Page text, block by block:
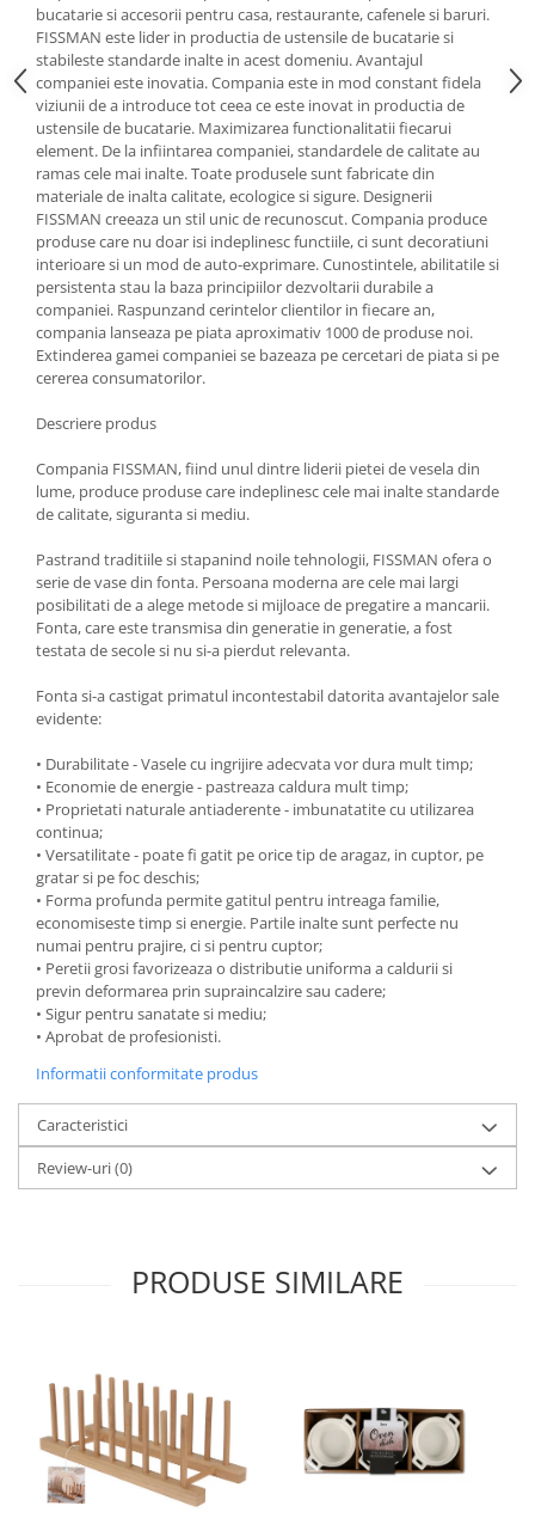
Oale si cratite
Tavi copt
Tigai
Vesela si tacamuri
Boluri
Farfurii
Scurgatoare vase
Seturi de tacamuri
Suporturi pentru tacamuri
Cani
Cesti
Pahare
Seturi vesela
Suporturi farfurii
Suporturi pahare, cesti, cani
Ustensile cofetarie si patiserie
Ramekin
Tavi si forme prajituri
Aparate prajituri
Facalete
Forme briose
Lumanari tort
Ornare, insiropare si decorare
prajituri
Portionatoare si feliatoare
Posuri si duiuri
Raclete patiserie
Suporturi prajituri
Tavi detasabile
Tavi si forme fursecuri
Ustensile antiaderente
bucatarie si accesorii pentru casa, restaurante, cafenele si baruri.
FISSMAN este lider in productia de ustensile de bucatarie si
stabileste standarde inalte in acest domeniu. Avantajul
companiei este inovatia. Compania este in mod constant fidela
viziunii de a introduce tot ceea ce este inovat in productia de
ustensile de bucatarie. Maximizarea functionalitatii fiecarui
element. De la infiintarea companiei, standardele de calitate au
ramas cele mai inalte. Toate produsele sunt fabricate din
materiale de inalta calitate, ecologice si sigure. Designerii
FISSMAN creeaza un stil unic de recunoscut. Compania produce
produse care nu doar isi indeplinesc functiile, ci sunt decoratiuni
interioare si un mod de auto-exprimare. Cunostintele, abilitatile si
persistenta stau la baza principiilor dezvoltarii durabile a
companiei. Raspunzand cerintelor clientilor in fiecare an,
compania lanseaza pe piata aproximativ 1000 de produse noi.
Extinderea gamei companiei se bazeaza pe cercetari de piata si pe
cererea consumatorilor.
Descriere produs
Compania FISSMAN, fiind unul dintre liderii pietei de vesela din
lume, produce produse care indeplinesc cele mai inalte standarde
de calitate, siguranta si mediu.
Pastrand traditiile si stapanind noile tehnologii, FISSMAN ofera o
serie de vase din fonta. Persoana moderna are cele mai largi
posibilitati de a alege metode si mijloace de pregatire a mancarii.
Fonta, care este transmisa din generatie in generatie, a fost
testata de secole si nu si-a pierdut relevanta.
Fonta si-a castigat primatul incontestabil datorita avantajelor sale
evidente:
• Durabilitate - Vasele cu ingrijire adecvata vor dura mult timp;
• Economie de energie - pastreaza caldura mult timp;
• Proprietati naturale antiaderente - imbunatatite cu utilizarea
continua;
• Versatilitate - poate fi gatit pe orice tip de aragaz, in cuptor, pe
gratar si pe foc deschis;
• Forma profunda permite gatitul pentru intreaga familie,
economiseste timp si energie. Partile inalte sunt perfecte nu
numai pentru prajire, ci si pentru cuptor;
• Peretii grosi favorizeaza o distributie uniforma a caldurii si
previn deformarea prin supraincalzire sau cadere;
• Sigur pentru sanatate si mediu;
• Aprobat de profesionisti.
Informatii conformitate produs
Caracteristici
Review-uri(0)
PRODUSE SIMILARE